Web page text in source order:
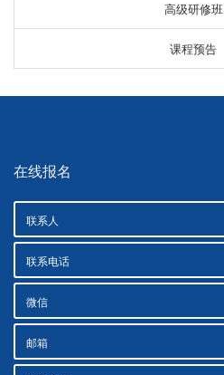
高级研修班
课程预告
在线报名